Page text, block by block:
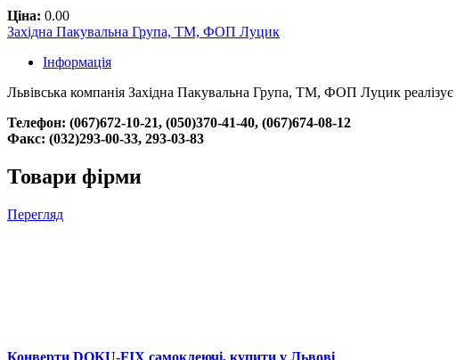
Ціна: 0.00
Західна Пакувальна Група, ТМ, ФОП Луцик
Інформація
Львівська компанія Західна Пакувальна Група, ТМ, ФОП Луцик реалізує
Телефон: (067)672-10-21, (050)370-41-40, (067)674-08-12
Факс: (032)293-00-33, 293-03-83
Товари фірми
Перегляд